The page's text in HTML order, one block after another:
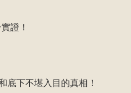
證！
底下不堪入目的真相！